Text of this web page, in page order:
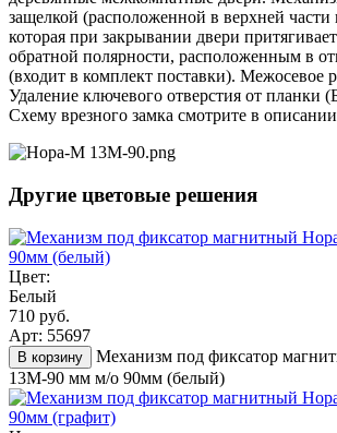
защелкой (расположенной в верхней части
которая при закрывании двери
обратной полярности, расположенным в
(входит в комплект поставки). Межосевое
Удаление ключевого отверстия от планки
Схему врезного замка смотрите в описании
Другие цветовые решения
Цвет:
Белый
710 руб.
Арт: 55697
В корзину
Механизм под фиксатор
13М-90 мм м/о 90мм (белый)